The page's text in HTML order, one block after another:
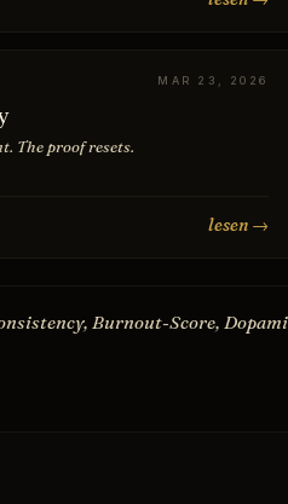
MAR 23, 2026
The proof resets.
lesen →
Burnout-Score,